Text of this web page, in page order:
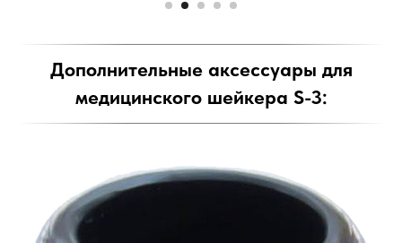
Дополнительные аксессуары для
медицинского шейкера S-3: